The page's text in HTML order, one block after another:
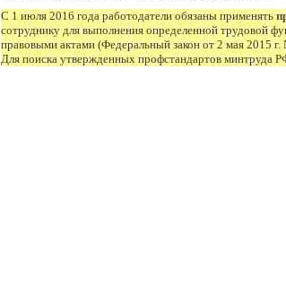
С 1 июля 2016 года работодатели обязаны применять
сотруднику для выполнения определенной трудовой
правовыми актами (Федеральный закон от 2 мая 2015
Для поиска утвержденных профстандартов минтруда